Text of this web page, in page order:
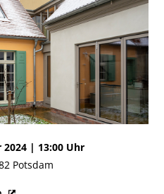
2024 | 13:00 Uhr
Potsdam